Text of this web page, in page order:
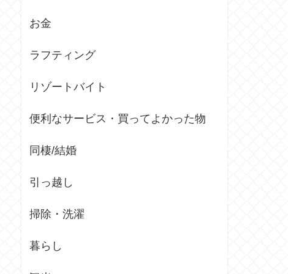
お金
ラフティング
リゾートバイト
便利なサービス・買ってよかった物
同棲/結婚
引っ越し
掃除・洗濯
暮らし